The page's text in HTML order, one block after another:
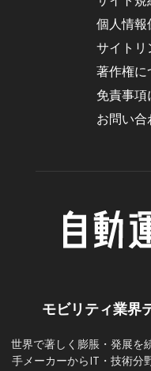
個人情報
サイトリ
著作権に
免責事項
お問い合
モビリティ業界
世界で著しく膨脹・発展を
手メーカーからIT・技術分